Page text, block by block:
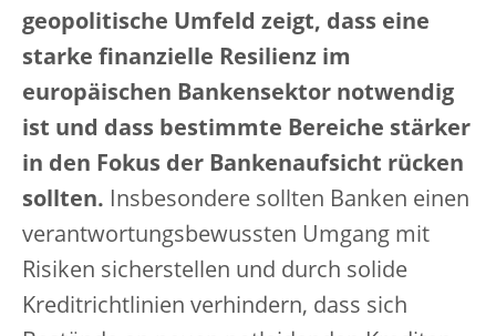
geopolitische Umfeld zeigt, dass eine
starke finanzielle Resilienz im
europäischen Bankensektor notwendig
ist und dass bestimmte Bereiche stärker
in den Fokus der Bankenaufsicht rücken
sollten. Insbesondere sollten Banken einen
verantwortungsbewussten Umgang mit
Risiken sicherstellen und durch solide
Kreditrichtlinien verhindern, dass sich